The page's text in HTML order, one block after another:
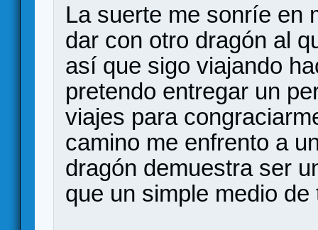
La suerte me sonríe en
dar con otro dragón al
así que sigo viajando
pretendo entregar un
viajes para
camino me enfrento a
dragón demuestra ser
que un simple medio de